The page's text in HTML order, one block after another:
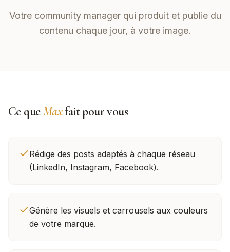
Votre community manager qui produit et publie du
contenu chaque jour, à votre image.
Ce queMaxfait pour vous
Rédige des posts adaptés à chaque réseau
(LinkedIn, Instagram, Facebook).
Génère les visuels et carrousels aux couleurs
de votre marque.